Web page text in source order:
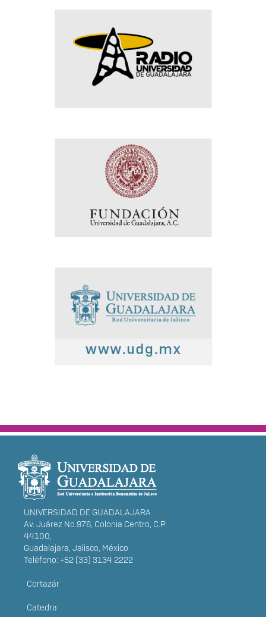
INFORMACIÓN
DEL PORTAL
UNIVERSIDAD DE GUADALAJARA
Av. Juárez No.976, Colonia Centro, C.P.
44100,
Guadalajara, Jalisco, México
Teléfono: +52 (33) 3134 2222
Cortazár
Catedra